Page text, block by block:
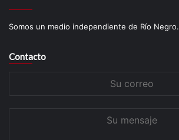
Somos un medio independiente de Río Negro.
Contacto